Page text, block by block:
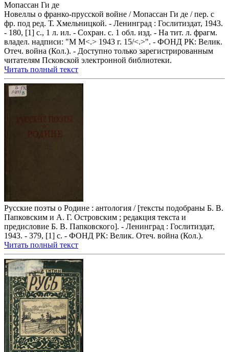
Мопассан Ги де
Новеллы о франко-прусской войне / Мопассан Ги де / пер. с
фр. под ред. Т. Хмельницкой. - Ленинград : Гослитиздат, 1943.
- 180, [1] с., 1 л. ил. - Сохран. с. 1 обл. изд. - На тит. л. фрагм.
владел. надписи: "М М<.> 1943 г. 15/<.>". - ФОНД РК: Велик.
Отеч. война (Кол.). - Доступно только зарегистрированным
читателям Псковской электронной библиотеки.
Читать полный текст
Русские поэты о Родине : антология / [тексты подобраны Б. В.
Папковским и А. Г. Островским ; редакция текста и
предисловие Б. В. Папковского]. - Ленинград : Гослитиздат,
1943. - 379, [1] с. - ФОНД РК: Велик. Отеч. война (Кол.).
Читать полный текст